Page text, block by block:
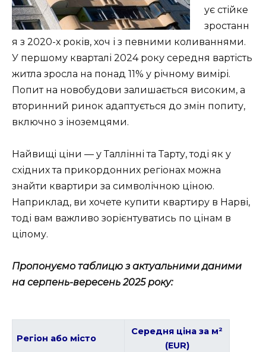
ує стійке
зростанн
я з 2020-х років, хоч і з певними коливаннями.
У першому кварталі 2024 року середня вартість
житла зросла на понад 11% у річному вимірі.
Попит на новобудови залишається високим, а
вторинний ринок адаптується до змін попиту,
включно з іноземцями.
Найвищі ціни — у Таллінні та Тарту, тоді як у
східних та прикордонних регіонах можна
знайти квартири за символічною ціною.
Наприклад, ви хочете купити квартиру в Нарві,
тоді вам важливо зорієнтуватись по цінам в
цілому.
Пропонуємо таблицю з актуальними даними
на серпень-вересень 2025 року:
Регіон або місто
Середня ціна за м²
(EUR)